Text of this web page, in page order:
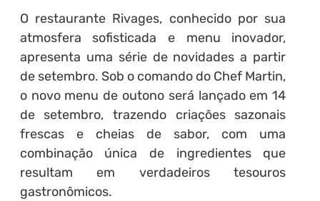
O restaurante Rivages, conhecido por sua
atmosfera sofisticada e menu inovador,
apresenta uma série de novidades a partir
de setembro. Sob o comando do Chef Martin,
o novo menu de outono será lançado em 14
de setembro, trazendo criações sazonais
frescas e cheias de sabor, com uma
combinação única de ingredientes que
resultam em verdadeiros tesouros
gastronômicos.